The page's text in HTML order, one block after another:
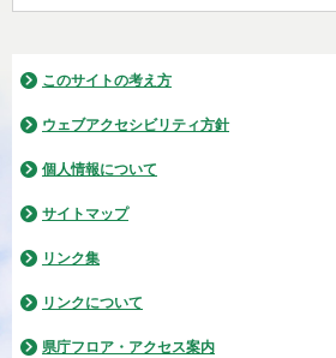
このサイトの考え方
ウェブアクセシビリティ方針
個人情報について
サイトマップ
リンク集
リンクについて
県庁フロア・アクセス案内